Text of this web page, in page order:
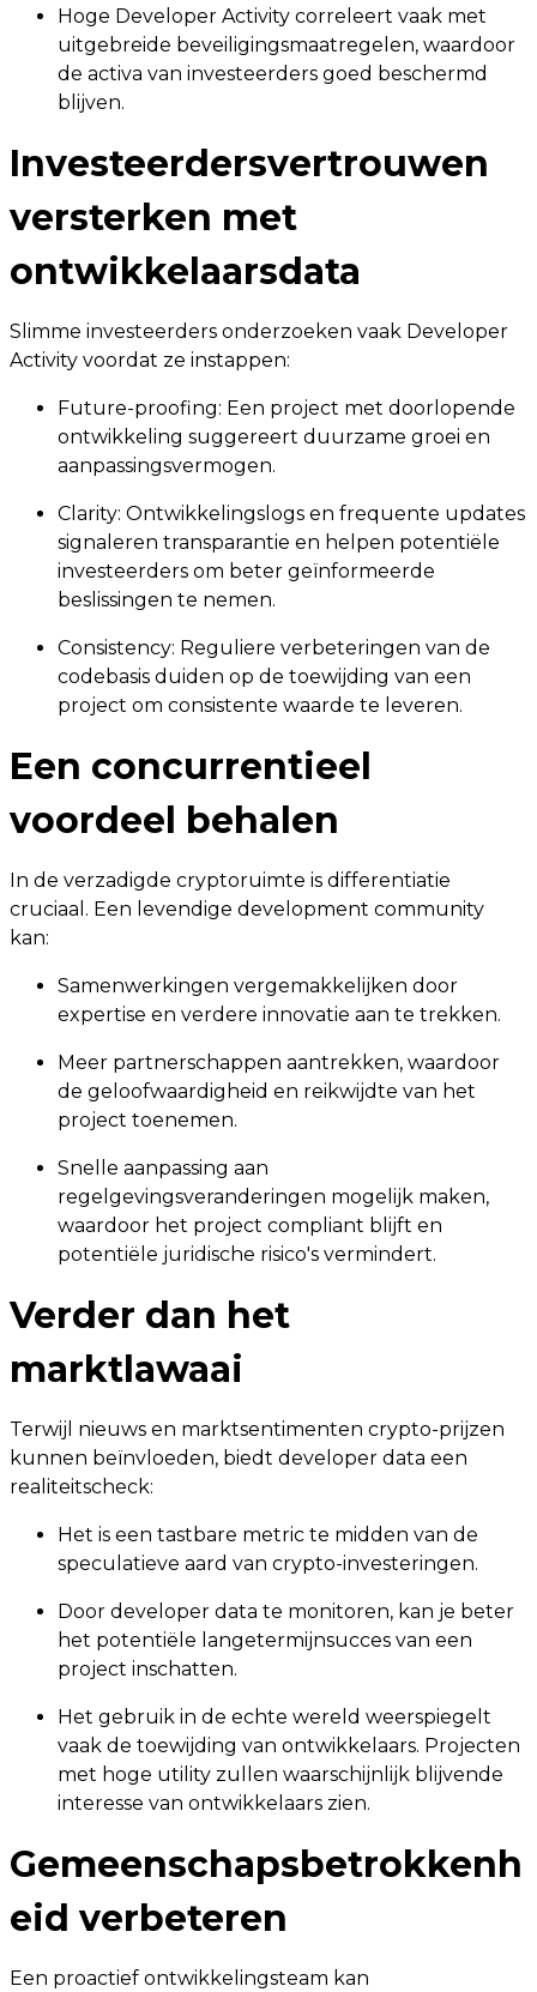
Hoge Developer Activity correleert vaak met
uitgebreide beveiligingsmaatregelen, waardoor
de activa van investeerders goed beschermd
blijven.
Investeerdersvertrouwen
versterken met
ontwikkelaarsdata
Slimme investeerders onderzoeken vaak Developer
Activity voordat ze instappen:
Future-proofing: Een project met doorlopende
ontwikkeling suggereert duurzame groei en
aanpassingsvermogen.
Clarity: Ontwikkelingslogs en frequente updates
signaleren transparantie en helpen potentiële
investeerders om beter geïnformeerde
beslissingen te nemen.
Consistency: Reguliere verbeteringen van de
codebasis duiden op de toewijding van een
project om consistente waarde te leveren.
Een concurrentieel
voordeel behalen
In de verzadigde cryptoruimte is differentiatie
cruciaal. Een levendige development community
kan:
Samenwerkingen vergemakkelijken door
expertise en verdere innovatie aan te trekken.
Meer partnerschappen aantrekken, waardoor
de geloofwaardigheid en reikwijdte van het
project toenemen.
Snelle aanpassing aan
regelgevingsveranderingen mogelijk maken,
waardoor het project compliant blijft en
potentiële juridische risico's vermindert.
Verder dan het
marktlawaai
Terwijl nieuws en marktsentimenten crypto-prijzen
kunnen beïnvloeden, biedt developer data een
realiteitscheck:
Het is een tastbare metric te midden van de
speculatieve aard van crypto-investeringen.
Door developer data te monitoren, kan je beter
het potentiële langetermijnsucces van een
project inschatten.
Het gebruik in de echte wereld weerspiegelt
vaak de toewijding van ontwikkelaars. Projecten
met hoge utility zullen waarschijnlijk blijvende
interesse van ontwikkelaars zien.
Gemeenschapsbetrokkenh
eid verbeteren
Een proactief ontwikkelingsteam kan